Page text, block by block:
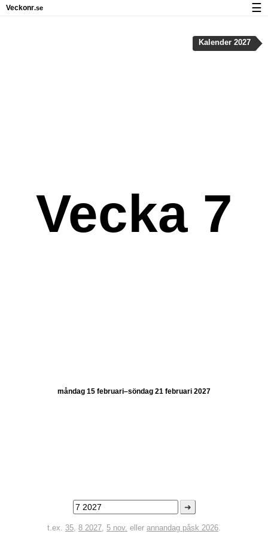
Vecka 7
måndag 15 februari–söndag 21 februari 2027
➜
t.ex. 35, 8 2027, 5 nov. eller annandag påsk 2026.
Kalender 2027
Veckonr.se ☰